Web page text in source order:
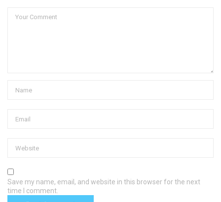
Save my name, email, and website in this browser for the next
time I comment.